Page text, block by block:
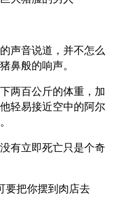
声音说道，并不怎么
鼻般的响声。
两百公斤的体重，加
轻易接近空中的阿尔
有立即死亡只是个奇
要把你摆到肉店去